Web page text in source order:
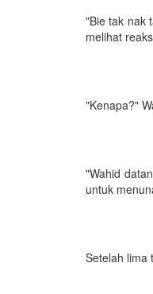
"Bie tak nak
melihat
"Kenapa?"
"Wahid
untuk
Setelah lima